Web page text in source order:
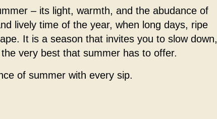
– its light, warmth, and the abudance of
lively time of the year, when long days, ripe
It is a season that invites you to slow down,
very best that summer has to offer.
of summer with every sip.